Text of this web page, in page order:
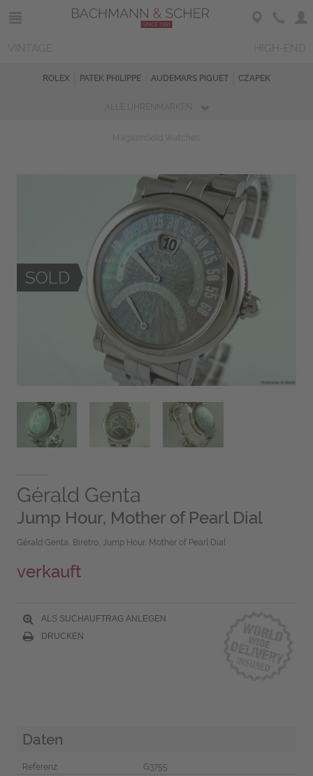
ROLEX PATEK PHILIPPE AUDEMARS PIGUET CZAPEK
Gérald Genta
Jump Hour, Mother of Pearl Dial
Gérald Genta, Biretro, Jump Hour, Mother of Pearl Dial
verkauft
ALS SUCHAUFTRAG ANLEGEN
DRUCKEN
Daten
Referenz
G3755